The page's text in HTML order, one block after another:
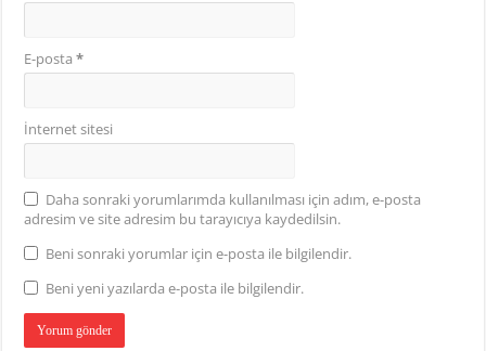
E-posta*
İnternet sitesi
Daha sonraki yorumlarımda kullanılması için adım, e-posta
adresim ve site adresim bu tarayıcıya kaydedilsin.
Beni sonraki yorumlar için e-posta ile bilgilendir.
Beni yeni yazılarda e-posta ile bilgilendir.